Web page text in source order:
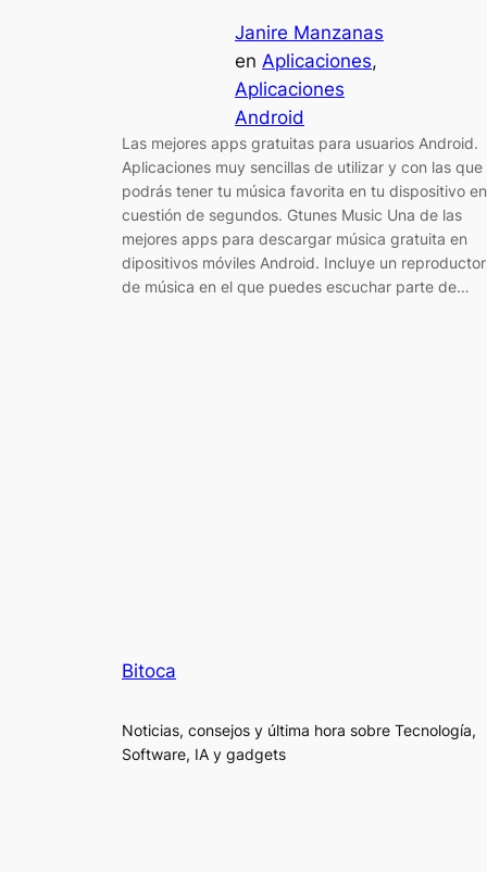
Janire Manzanas
en Aplicaciones
Aplicaciones
Android
Las mejores apps gratuitas para usuarios Android.
Aplicaciones muy sencillas de utilizar y con las que
podrás tener tu música favorita en tu dispositivo en
cuestión de segundos. Gtunes Music Una de las
mejores apps para descargar música gratuita en
dipositivos móviles Android. Incluye un reproductor
de música en el que puedes escuchar parte de…
Bitoca
Noticias, consejos y última hora sobre Tecnología,
Software, IA y gadgets